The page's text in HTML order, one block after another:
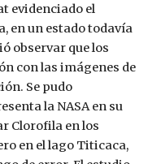
evidenciado el
en un estado todavía
observar que los
con las imágenes de
Se pudo
la NASA en su
Clorofila en los
en el lago Titicaca,